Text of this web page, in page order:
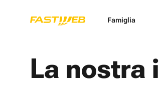
Famiglia
La nostra